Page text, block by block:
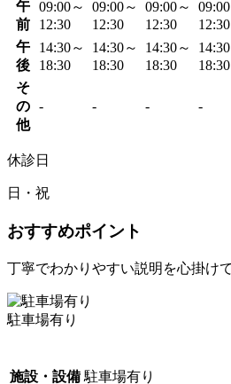
午
前
09:00～
12:30
09:00～
12:30
09:00～
12:30
12:30
午
後
14:30～
18:30
14:30～
18:30
14:30～
18:30
18:30
そ
の
他
- - - -
休診日
日・祝
おすすめポイント
丁寧でわかりやすい説明を心掛け
駐車場有り
施設・設備 駐車場有り